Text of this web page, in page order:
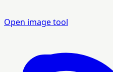
Open image tool